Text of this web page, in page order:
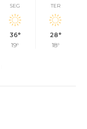
SEG
36°
19°
TER
28°
18°